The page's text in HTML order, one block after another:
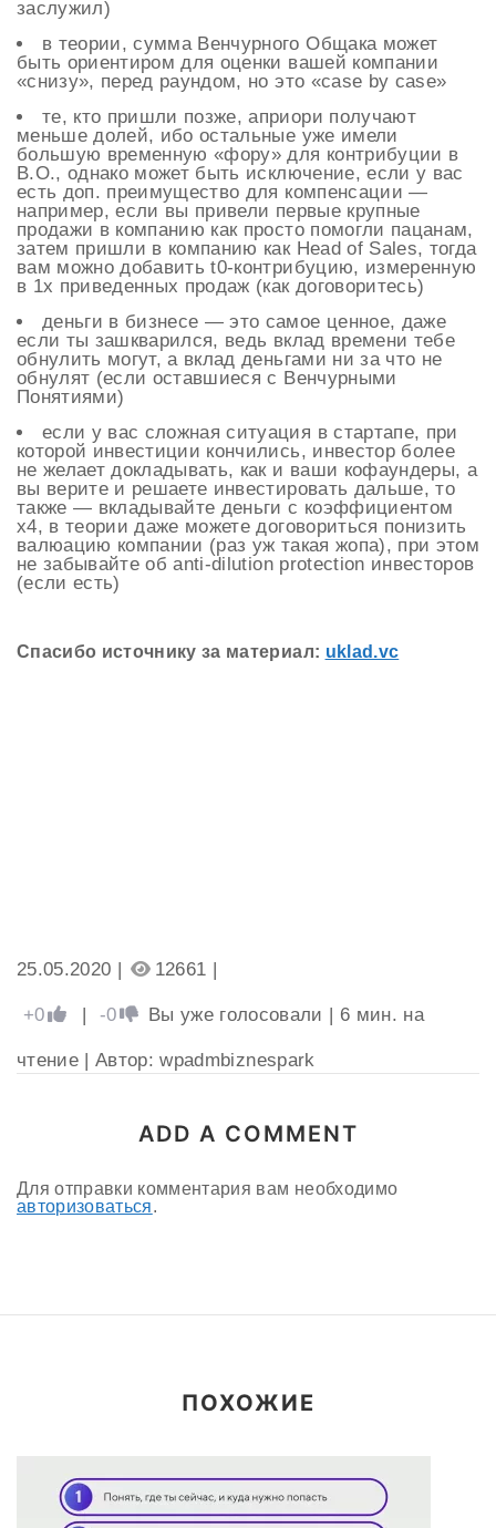
заслужил)
в теории, сумма Венчурного Общака может
быть ориентиром для оценки вашей компании
«снизу», перед раундом, но это «case by case»
те, кто пришли позже, априори получают
меньше долей, ибо остальные уже имели
большую временную «фору» для контрибуции в
В.О., однако может быть исключение, если у вас
есть доп. преимущество для компенсации —
например, если вы привели первые крупные
продажи в компанию как просто помогли пацанам,
затем пришли в компанию как Head of Sales, тогда
вам можно добавить t0-контрибуцию, измеренную
в 1х приведенных продаж (как договоритесь)
деньги в бизнесе — это самое ценное, даже
если ты зашкварился, ведь вклад времени тебе
обнулить могут, а вклад деньгами ни за что не
обнулят (если оставшиеся с Венчурными
Понятиями)
если у вас сложная ситуация в стартапе, при
которой инвестиции кончились, инвестор более
не желает докладывать, как и ваши кофаундеры, а
вы верите и решаете инвестировать дальше, то
также — вкладывайте деньги с коэффициентом
х4, в теории даже можете договориться понизить
валюацию компании (раз уж такая жопа), при этом
не забывайте об anti-dilution protection инвесторов
(если есть)
Спасибо источнику за материал: uklad.vc
25.05.2020 | 12661 |
+0 -0 Вы уже голосовали 6 мин. на
чтение | Автор: wpadmbiznespark
ADD A COMMENT
Для отправки комментария вам необходимо
авторизоваться.
ПОХОЖИЕ